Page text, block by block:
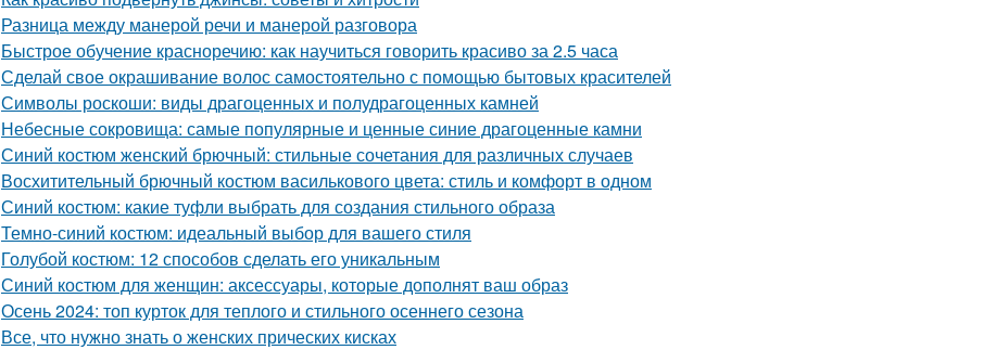
Разница между манерой речи и манерой разговора
Быстрое обучение красноречию: как научиться говорить красиво за 2.5 часа
Сделай свое окрашивание волос самостоятельно с помощью бытовых красителей
Символы роскоши: виды драгоценных и полудрагоценных камней
Небесные сокровища: самые популярные и ценные синие драгоценные камни
Синий костюм женский брючный: стильные сочетания для различных случаев
Восхитительный брючный костюм василькового цвета: стиль и комфорт в одном
Синий костюм: какие туфли выбрать для создания стильного образа
Темно-синий костюм: идеальный выбор для вашего стиля
Голубой костюм: 12 способов сделать его уникальным
Синий костюм для женщин: аксессуары, которые дополнят ваш образ
Осень 2024: топ курток для теплого и стильного осеннего сезона
Все, что нужно знать о женских прических кисках